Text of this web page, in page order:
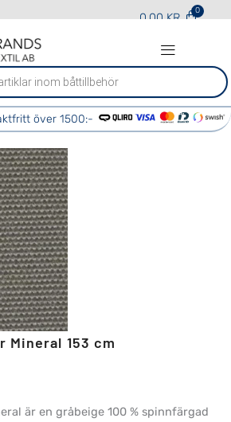
0.00KR
över 1500:-
Mineral 153 cm
är en gråbeige 100 % spinnfärgad